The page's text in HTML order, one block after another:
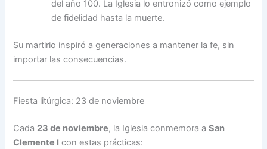
del año 100. La Iglesia lo entronizó como ejemplo
de fidelidad hasta la muerte.
Su martirio inspiró a generaciones a mantener la fe, sin
importar las consecuencias.
Fiesta litúrgica: 23 de noviembre
Cada 23 de noviembre, la Iglesia conmemora aSan
Clemente I con estas prácticas: